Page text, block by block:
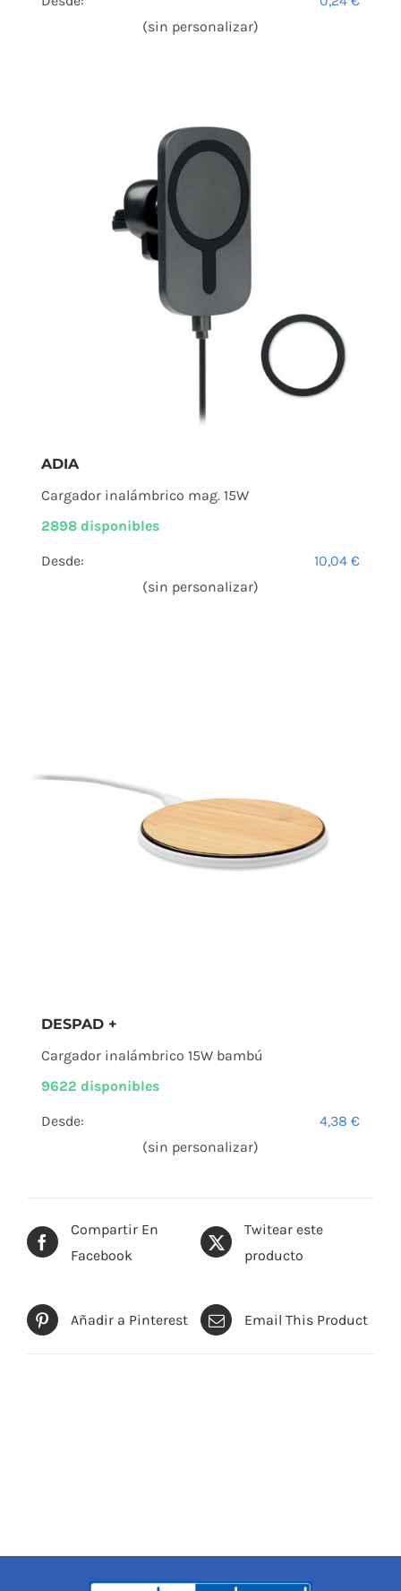
Compartir En
Facebook
Twitear este
producto
Añadir a Pinterest Email This Product
(sin personalizar)
ADIA
Cargador inalámbrico mag. 15W
2898 disponibles
Desde: 10,04€
(sin personalizar)
DESPAD +
Cargador inalámbrico 15W bambú
9622 disponibles
Desde: 4,38€
(sin personalizar)